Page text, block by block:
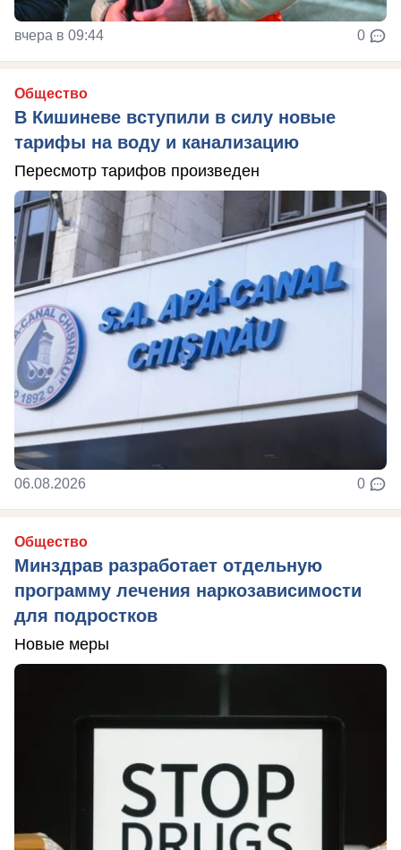
вчера в 09:44 0
Общество
В Кишиневе вступили в силу новые
тарифы на воду и канализацию
Пересмотр тарифов произведен
06.08.2026 0
Общество
Минздрав разработает отдельную
программу лечения наркозависимости
для подростков
Новые меры